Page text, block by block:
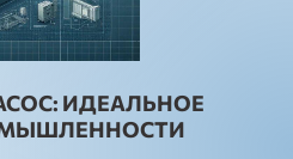
ИДЕАЛЬНОЕ